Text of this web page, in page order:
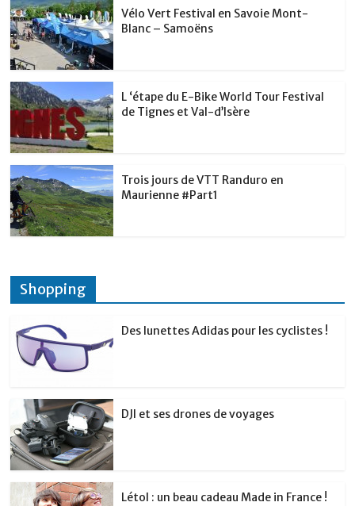
Vélo Vert Festival en Savoie Mont-
Blanc – Samoëns
L ‘étape du E-Bike World Tour Festival
de Tignes et Val-d’Isère
Trois jours de VTT Randuro en
Maurienne #Part1
Shopping
Des lunettes Adidas pour les cyclistes !
DJI et ses drones de voyages
Létol : un beau cadeau Made in France !